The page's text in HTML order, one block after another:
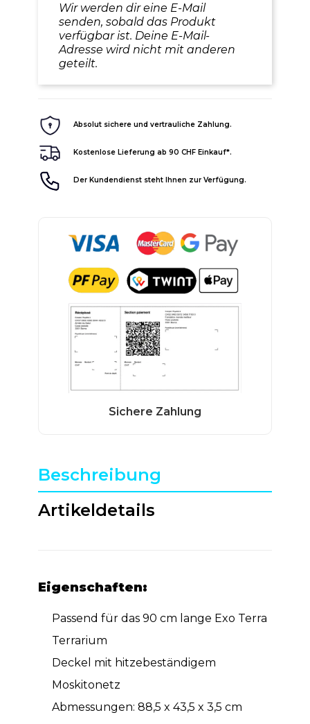
Wir werden dir eine E-Mail
senden, sobald das Produkt
verfügbar ist. Deine E-Mail-
Adresse wird nicht mit anderen
geteilt.
Absolut sichere und vertrauliche Zahlung.
Kostenlose Lieferung ab 90 CHF Einkauf*.
Der Kundendienst steht Ihnen zur Verfügung.
Beschreibung
Artikeldetails
Eigenschaften:
Passend für das 90 cm lange Exo Terra
Terrarium
Deckel mit hitzebeständigem
Moskitonetz
Abmessungen: 88,5 x 43,5 x 3,5 cm